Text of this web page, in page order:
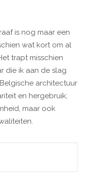
is nog maar een
wat kort om al
trapt misschien
die ik aan de slag
architectuur
en hergebruik;
maar ook